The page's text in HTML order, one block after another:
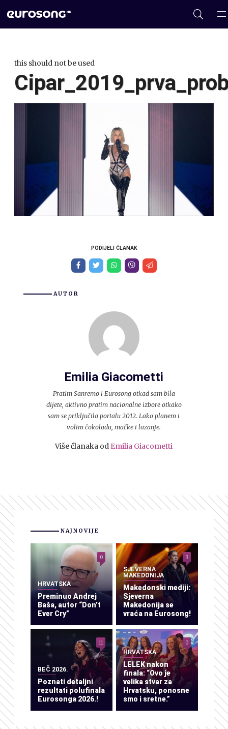
this should not be used
PODIJELI ČLANAK
AUTOR
Emilia Giacometti
Pratim Sanremo i Eurosong otkad sam bila
dijete, aktivno pratim nacionalne izbore otkako
sam se priključila portalu 2012. Lako planem i
volim čokoladu, mačke i lazanje.
Više članaka od Emilia Giacometti
NAJNOVIJE
HRVATSKA
Preminuo Andrej
Baša, autor “Don’t
Ever Cry”
0
SJEVERNA
MAKEDONIJA
Makedonski mediji:
Sjeverna
Makedonija se
vraća na Eurosong!
3
BEČ 2026.
Poznati detaljni
rezultati polufinala
Eurosonga 2026.!
11
HRVATSKA
LELEK nakon
finala: “Ovo je
velika stvar za
Hrvatsku, ponosne
smo i sretne.”
0